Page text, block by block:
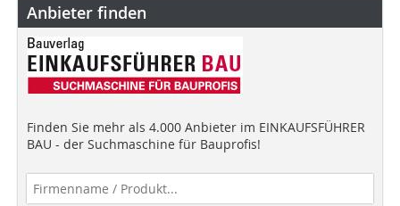
Anbieter finden
Finden Sie mehr als 4.000 Anbieter im EINKAUFSFÜHRER
BAU - der Suchmaschine für Bauprofis!